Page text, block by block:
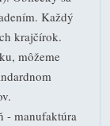
Každý
krajčírok.
môžeme
- manufaktúra